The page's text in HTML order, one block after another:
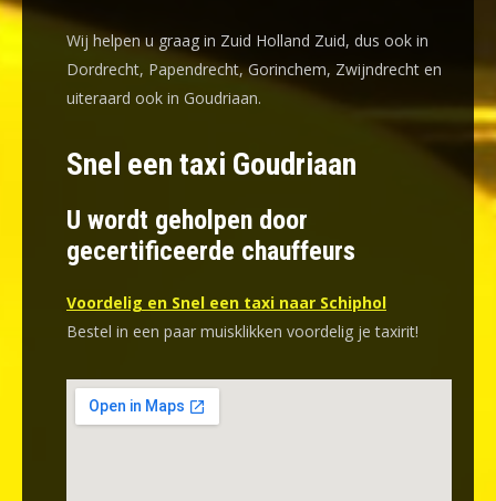
Wij helpen u graag in Zuid Holland Zuid, dus ook in
Dordrecht, Papendrecht, Gorinchem, Zwijndrecht en
uiteraard ook in Goudriaan.
Snel een taxi Goudriaan
U wordt geholpen door
gecertificeerde chauffeurs
Voordelig en Snel een taxi naar Schiphol
Bestel in een paar muisklikken voordelig je taxirit!